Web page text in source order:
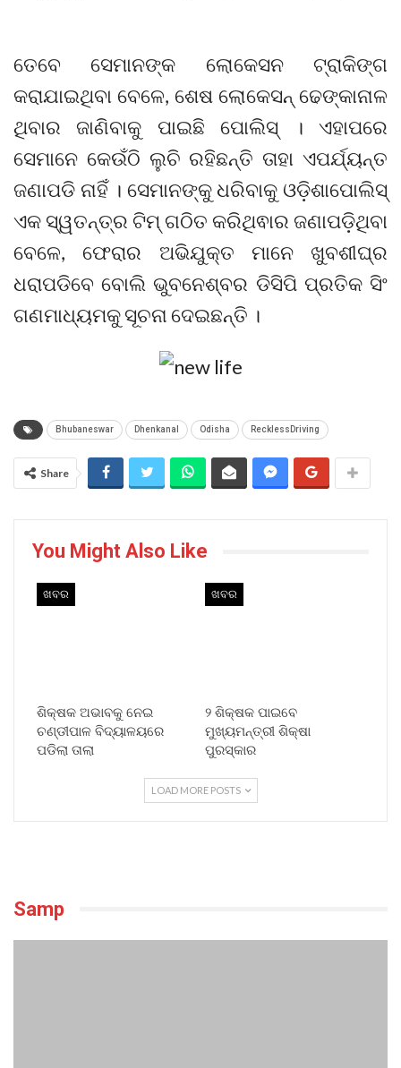
ତେବେ ସେମାନଙ୍କ ଲୋକେସନ ଟ୍ରାକିଙ୍ଗ
କରାଯାଇଥିବା ବେଳେ, ଶେଷ ଲୋକେସନ୍‌ ଢେଙ୍କାନାଳ
ଥିବାର ଜାଣିବାକୁ ପାଇଛି ପୋଲିସ୍ । ଏହାପରେ
ସେମାନେ କେଉଁଠି ଲୁଚି ରହିଛନ୍ତି ତାହା ଏପର୍ଯ୍ୟନ୍ତ
ଜଣାପଡି ନାହିଁ । ସେମାନଙ୍କୁ ଧରିବାକୁ ଓଡ଼ିଶାପୋଲିସ୍
ଏକ ସ୍ୱତନ୍ତ୍ର ଟିମ୍ ଗଠିତ କରିଥିଵାର ଜଣାପଡ଼ିଥିବା
ବେଳେ, ଫେରାର ଅଭିଯୁକ୍ତ ମାନେ ଖୁବଶୀଘ୍ର
ଧରାପଡିବେ ବୋଲି ଭୁବନେଶ୍ବର ଡିସିପି ପ୍ରତିକ ସିଂ
ଗଣମାଧ୍ୟମକୁ ସୂଚନା ଦେଇଛନ୍ତି ।
Bhubaneswar Dhenkanal Odisha RecklessDriving
Share
You Might Also Like
ଖବର
ଶିକ୍ଷକ ଅଭାବକୁ ନେଇ
ଚଣ୍ଡୀପାଳ ବିଦ୍ୟାଳୟରେ
ପଡିଲା ତାଲା
ଖବର
୨ ଶିକ୍ଷକ ପାଇବେ
ମୁଖ୍ୟମନ୍ତ୍ରୀ ଶିକ୍ଷା
ପୁରସ୍କାର
LOAD MORE POSTS
Samp